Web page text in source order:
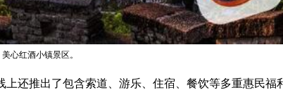
美心红酒小镇景区。
还推出了包含索道、游乐、住宿、餐饮等多重惠民福